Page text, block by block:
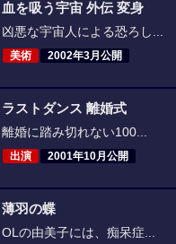
血を吸う宇宙 外伝 変身
凶悪な宇宙人による恐ろし...
美術 2002年3月公開
ラストダンス 離婚式
離婚に踏み切れない100...
出演 2001年10月公開
薄羽の蝶
OLの由美子には、痴呆症...